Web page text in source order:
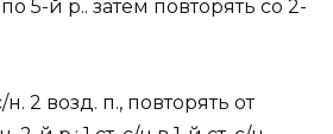
5-й р.. затем повторять со 2-
н. 2 возд. п., повторять от